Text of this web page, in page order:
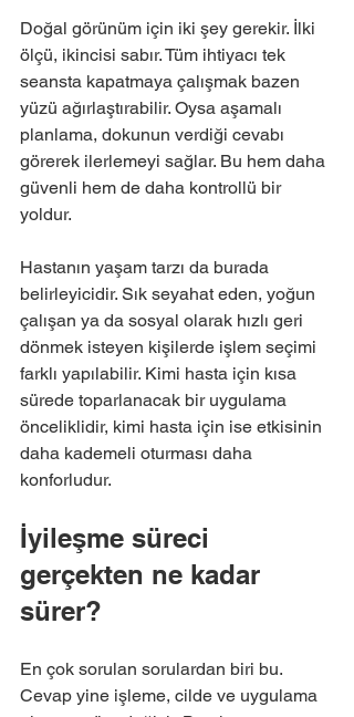
Doğal görünüm için iki şey gerekir. İlki
ölçü, ikincisi sabır. Tüm ihtiyacı tek
seansta kapatmaya çalışmak bazen
yüzü ağırlaştırabilir. Oysa aşamalı
planlama, dokunun verdiği cevabı
görerek ilerlemeyi sağlar. Bu hem daha
güvenli hem de daha kontrollü bir
yoldur.
Hastanın yaşam tarzı da burada
belirleyicidir. Sık seyahat eden, yoğun
çalışan ya da sosyal olarak hızlı geri
dönmek isteyen kişilerde işlem seçimi
farklı yapılabilir. Kimi hasta için kısa
sürede toparlanacak bir uygulama
önceliklidir, kimi hasta için ise etkisinin
daha kademeli oturması daha
konforludur.
İyileşme süreci
gerçekten ne kadar
sürer?
En çok sorulan sorulardan biri bu.
Cevap yine işleme, cilde ve uygulama